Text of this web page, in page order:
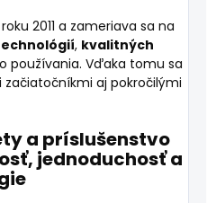
2011 a zameriava sa na
, kvalitných
používania. Vďaka tomu sa
aj pokročilými
a príslušenstvo
jednoduchosť a